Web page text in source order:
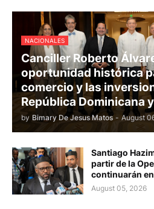
NACIONALES
Canciller Roberto
oportunidad histórica
comercio y las
República Dominicana
by Bimary De Jesus Matos - August
Santiago
partir de la
continuarán
August 05, 2026